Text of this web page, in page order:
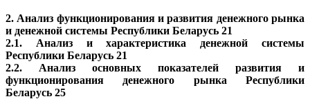
2. Анализ функционирования и развития денежного рынка
и денежной системы Республики Беларусь 21
2.1. Анализ и характеристика денежной системы
Республики Беларусь 21
2.2. Анализ основных показателей развития и
функционирования денежного рынка Республики
Беларусь 25